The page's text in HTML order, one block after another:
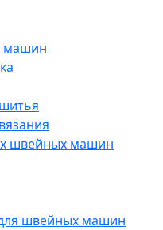
машин
швейных машин
швейных машин